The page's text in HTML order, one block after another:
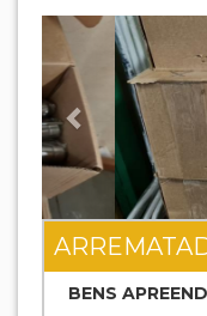
Previous
BENS